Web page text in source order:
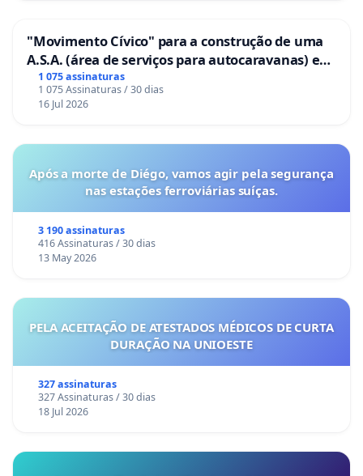
"Movimento Cívico" para a construção de uma
A.S.A. (área de serviços para autocaravanas) em
Coimbra
1 075 assinaturas
1 075 Assinaturas / 30 dias
16 Jul 2026
Após a morte de Diégo, vamos agir pela segurança
nas estações ferroviárias suíças.
3 190 assinaturas
416 Assinaturas / 30 dias
13 May 2026
PELA ACEITAÇÃO DE ATESTADOS MÉDICOS DE CURTA
DURAÇÃO NA UNIOESTE
327 assinaturas
327 Assinaturas / 30 dias
18 Jul 2026